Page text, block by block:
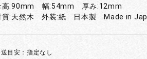
高:90mm 幅:54mm 厚み:12mm
質:天然木 外装:紙 日本製 Made in
目安：指定なし